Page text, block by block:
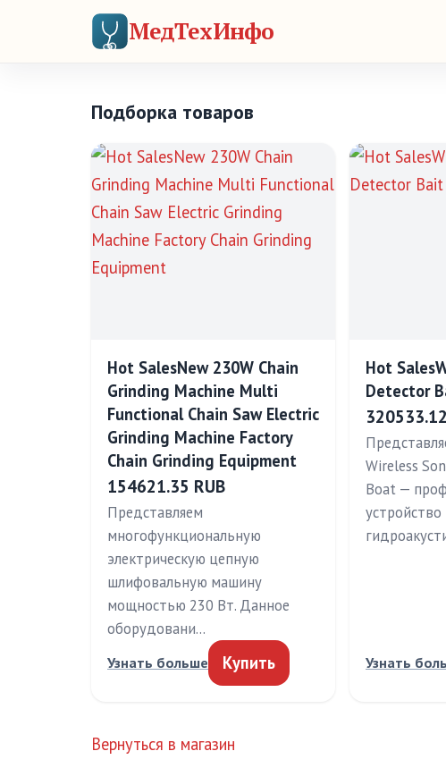
МедТехИнфо
Подборка товаров
Hot SalesNew 230W Chain
Grinding Machine Multi
Functional Chain Saw Electric
Grinding Machine Factory
Chain Grinding Equipment
154621.35 RUB
Представляем
многофункциональную
электрическую цепную
шлифовальную машину
мощностью 230 Вт. Данное
оборудовани…
Узнать больше Купить
Hot
Detector
Wireless
Boat —
устройство
Узнать
Вернуться в магазин